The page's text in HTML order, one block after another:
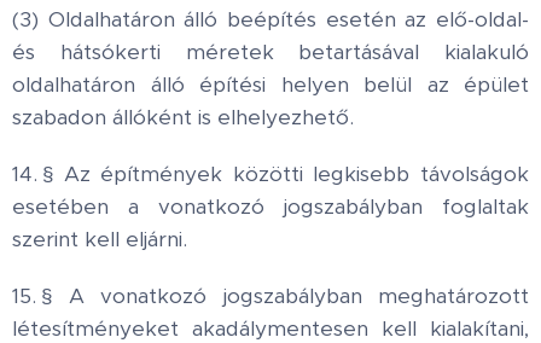
(3) Oldalhatáron álló beépítés esetén az elő-oldal-
és hátsókerti méretek betartásával kialakuló
oldalhatáron álló építési helyen belül az épület
szabadon állóként is elhelyezhető.
14. § Az építmények közötti legkisebb távolságok
esetében a vonatkozó jogszabályban foglaltak
szerint kell eljárni.
15. § A vonatkozó jogszabályban meghatározott
létesítményeket akadálymentesen kell kialakítani,